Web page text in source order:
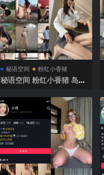
秘语空间 粉红小香猪
秘语空间 粉红小香猪 岛遇
年最新完整版